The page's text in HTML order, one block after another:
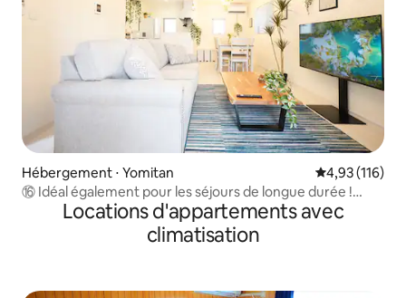
Hébergement ⋅ Yomitan Évaluation
4,93 (116)
⑯ Idéal également pour les séjours de longue durée !
Maison individuelle à louer en totalité pour un séjour
détendu | À proximité d'un supermarché | Jusqu'à
Locations d'appartements avec
climatisation